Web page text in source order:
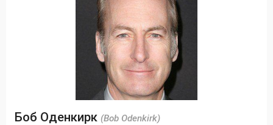
Боб Оденкирк (Bob Odenkirk)